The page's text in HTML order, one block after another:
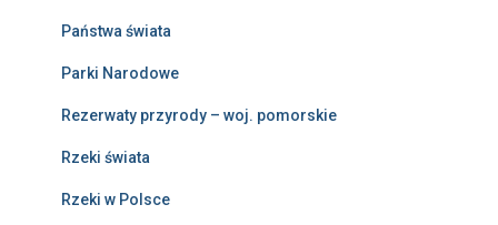
Państwa świata
Parki Narodowe
Rezerwaty przyrody – woj. pomorskie
Rzeki świata
Rzeki w Polsce